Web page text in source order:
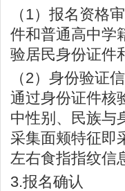
（1）报名资格
件和普通高中学
验居民身份证件
（2）身份验证
通过身份证件核
中性别、民族与
采集面颊特征即
左右食指指纹信
3.报名确认